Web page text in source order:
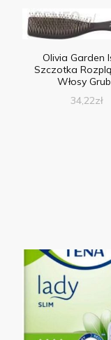
Olivia Garden
Szczotka
Włosy
34,22zł